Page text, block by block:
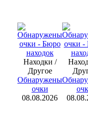
Находки /
Другое
Обнаружены
очки
08.08.2026